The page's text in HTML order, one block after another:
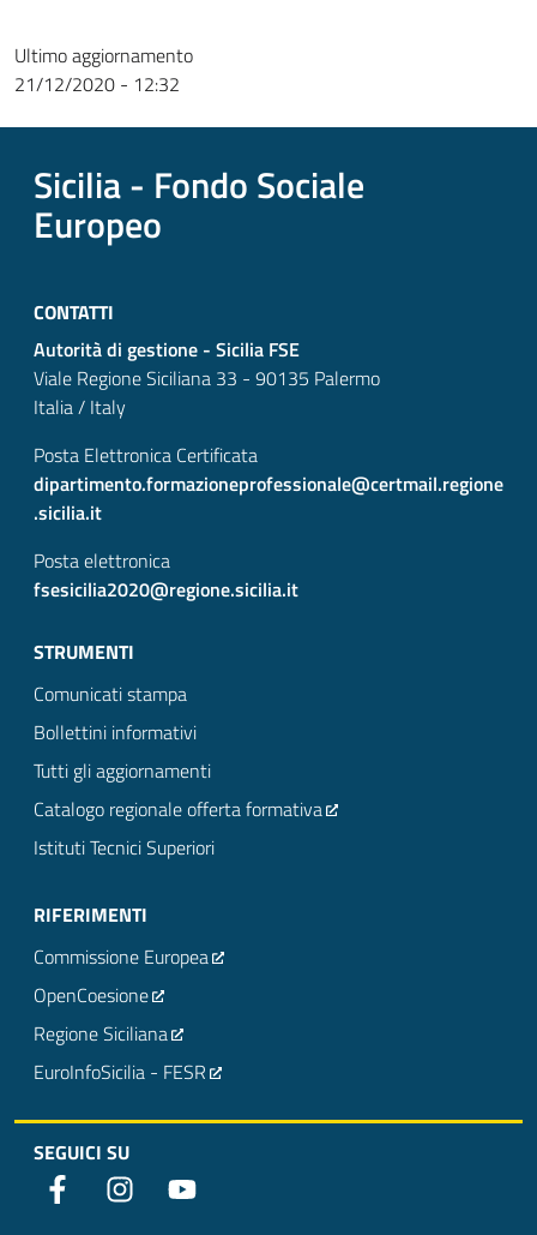
Ultimo aggiornamento
21/12/2020 - 12:32
Sicilia - Fondo Sociale
Europeo
CONTATTI
Autorità di gestione - Sicilia FSE
Viale Regione Siciliana 33 - 90135 Palermo
Italia / Italy
Posta Elettronica Certificata
dipartimento.formazioneprofessionale@certmail.regione
.sicilia.it
Posta elettronica
fsesicilia2020@regione.sicilia.it
STRUMENTI
Comunicati stampa
Bollettini informativi
Tutti gli aggiornamenti
Catalogo regionale offerta formativa
Istituti Tecnici Superiori
RIFERIMENTI
Commissione Europea
OpenCoesione
Regione Siciliana
EuroInfoSicilia - FESR
SEGUICI SU